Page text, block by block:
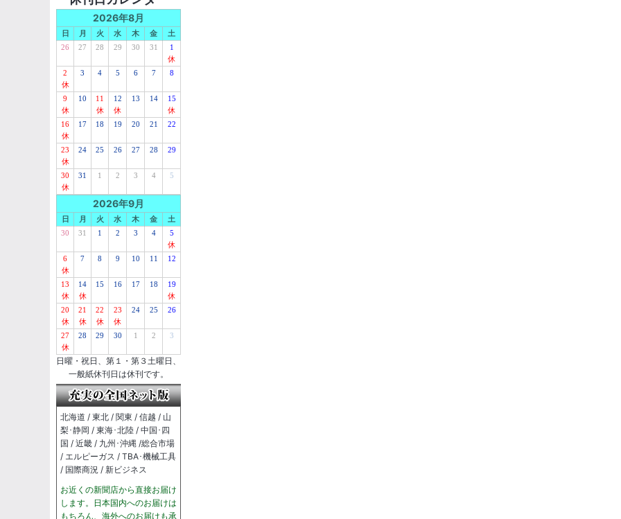
2026年8月
日 月 火 水 木 金
土
26
27 28 29 30 31
1
休
2
休
3 4 5 6 7 8
9
休
10
11
休
12
休
13 14
15
休
16
休
17 18 19 20 21 22
23
休
24 25 26 27 28 29
30
休
31 1 2 3 4 5
2026年9月
日 月 火 水 木 金
土
30
31 1 2 3 4
5
休
6
休
7 8 9 10 11 12
13
休
14
休
15 16 17 18
19
休
20
休
21
休
22
休
23
休
24 25 26
27
休
28 29 30 1 2 3
日曜・祝日、第１・第３土曜日、
一般紙休刊日は休刊です。
北海道 / 東北 / 関東 / 信越 / 山
梨･静岡 / 東海･北陸 / 中国･四
国 / 近畿 / 九州･沖縄 /総合市場
/ エルピーガス / TBA･機械工具
/ 国際商況 / 新ビジネス
お近くの新聞店から直接お届け
します。日本国内へのお届けは
もちろん、海外へのお届けも承